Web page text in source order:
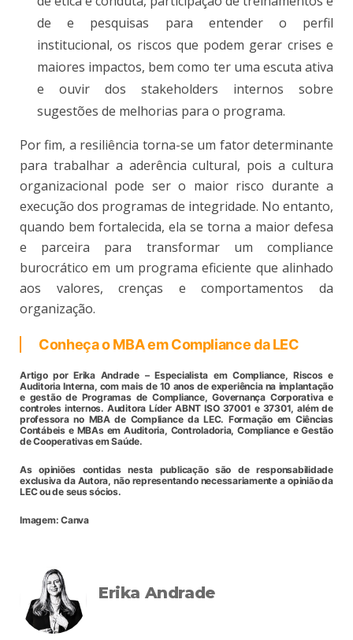
de e pesquisas para entender o perfil
institucional, os riscos que podem gerar crises e
maiores impactos, bem como ter uma escuta ativa
e ouvir dos stakeholders internos sobre
sugestões de melhorias para o programa.
Por fim, a resiliência torna-se um fator determinante
para trabalhar a aderência cultural, pois a cultura
organizacional pode ser o maior risco durante a
execução dos programas de integridade. No entanto,
quando bem fortalecida, ela se torna a maior defesa
e parceira para transformar um compliance
burocrático em um programa eficiente que alinhado
aos valores, crenças e comportamentos da
organização.
Conheça o MBA em Compliance da LEC
Artigo por Erika Andrade – Especialista em Compliance, Riscos e
Auditoria Interna, com mais de 10 anos de experiência na implantação
e gestão de Programas de Compliance, Governança Corporativa e
controles internos. Auditora Líder ABNT ISO 37001 e 37301, além de
professora no MBA de Compliance da LEC. Formação em Ciências
Contábeis e MBAs em Auditoria, Controladoria, Compliance e Gestão
de Cooperativas em Saúde.
As opiniões contidas nesta publicação são de responsabilidade
exclusiva da Autora, não representando necessariamente a opinião da
LEC ou de seus sócios.
Imagem: Canva
Erika Andrade